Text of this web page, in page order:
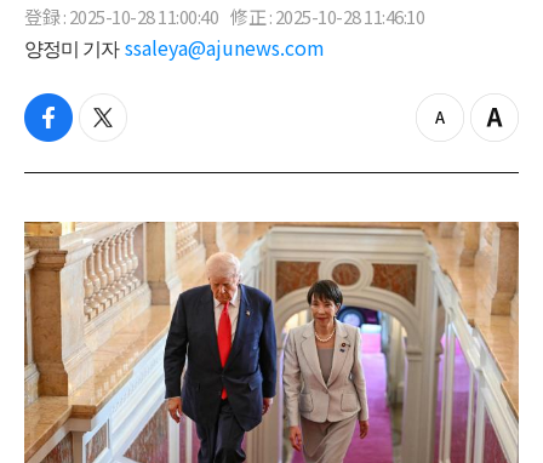
登録 : 2025-10-28 11:00:40 修正 : 2025-10-28 11:46:10
양정미 기자 ssaleya@ajunews.com
f
c
b
o
o
t
i
t
e
r
z
o
o
u
t
Z
o
i